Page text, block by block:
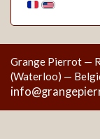
Grange Pierrot —
(Waterloo) —